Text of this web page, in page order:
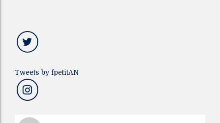
Tweets by fpetitAN